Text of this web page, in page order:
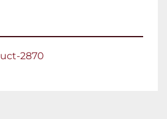
2870